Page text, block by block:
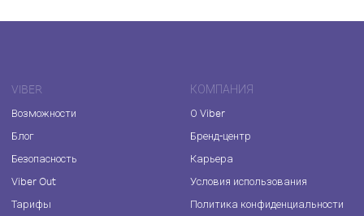
VIBER
Возможности
Блог
Безопасность
Viber Out
Тарифы
КОМПАНИЯ
О Viber
Бренд-центр
Карьера
Условия использования
Политика конфиденциальности